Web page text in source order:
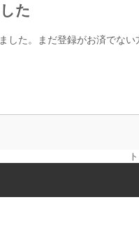
た
た。まだ登録がお済でない